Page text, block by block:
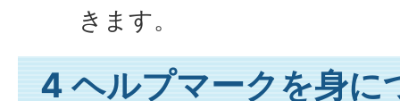
きます。
4 ヘルプマークを身に